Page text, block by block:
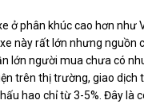
ở phân khúc cao hơn như
này rất lớn nhưng nguồn
lớn người mua chưa có
trên thị trường, giao
hao chỉ từ 3-5%. Đây là